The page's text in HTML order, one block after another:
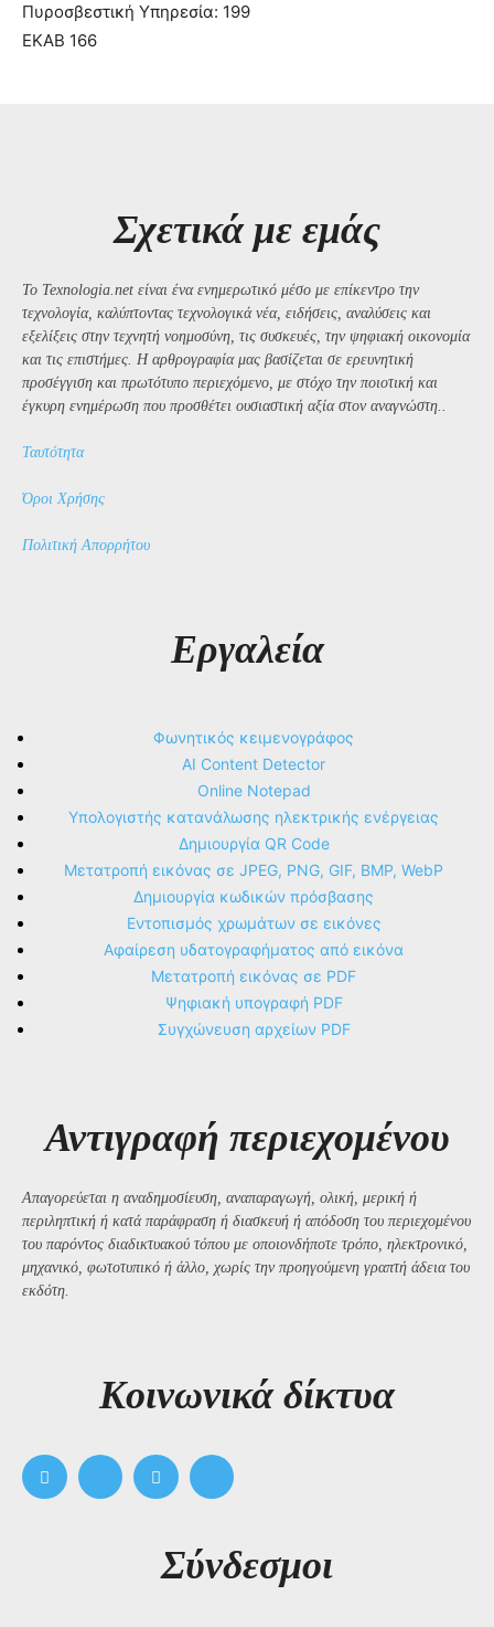
Πυροσβεστική Υπηρεσία: 199
ΕΚΑΒ 166
Σχετικά με εμάς
Το Texnologia.net είναι ένα ενημερωτικό μέσο με επίκεντρο την
τεχνολογία, καλύπτοντας τεχνολογικά νέα, ειδήσεις, αναλύσεις και
εξελίξεις στην τεχνητή νοημοσύνη, τις συσκευές, την ψηφιακή οικονομία
και τις επιστήμες. Η αρθρογραφία μας βασίζεται σε ερευνητική
προσέγγιση και πρωτότυπο περιεχόμενο, με στόχο την ποιοτική και
έγκυρη ενημέρωση που προσθέτει ουσιαστική αξία στον αναγνώστη..
Ταυτότητα
Όροι Χρήσης
Πολιτική Απορρήτου
Εργαλεία
Φωνητικός κειμενογράφος
AI Content Detector
Online Notepad
Υπολογιστής κατανάλωσης ηλεκτρικής ενέργειας
Δημιουργία QR Code
Μετατροπή εικόνας σε JPEG, PNG, GIF, BMP, WebP
Δημιουργία κωδικών πρόσβασης
Εντοπισμός χρωμάτων σε εικόνες
Αφαίρεση υδατογραφήματος από εικόνα
Μετατροπή εικόνας σε PDF
Ψηφιακή υπογραφή PDF
Συγχώνευση αρχείων PDF
Αντιγραφή περιεχομένου
Απαγορεύεται η αναδημοσίευση, αναπαραγωγή, ολική, μερική ή
περιληπτική ή κατά παράφραση ή διασκευή ή απόδοση του περιεχομένου
του παρόντος διαδικτυακού τόπου με οποιονδήποτε τρόπο, ηλεκτρονικό,
μηχανικό, φωτοτυπικό ή άλλο, χωρίς την προηγούμενη γραπτή άδεια του
εκδότη.
Kοινωνικά δίκτυα
Σύνδεσμοι